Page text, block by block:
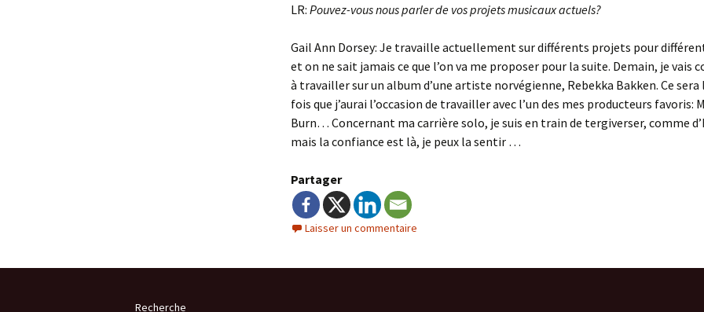
LR: Pouvez-vous nous parler de vos projets musicaux actuels?
Gail Ann Dorsey: Je travaille actuellement sur différents projets pour
et on ne sait jamais ce que l’on va me proposer pour la suite. Demain, je vais
à travailler sur un album d’une artiste norvégienne, Rebekka Bakken. Ce
fois que j’aurai l’occasion de travailler avec l’un des mes producteurs favoris:
Burn… Concernant ma carrière solo, je suis en train de tergiverser, comme
mais la confiance est là, je peux la sentir …
Partager
Laisser un commentaire
Recherche